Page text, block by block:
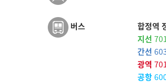
버스
합정역
지선
간선
광역
공항